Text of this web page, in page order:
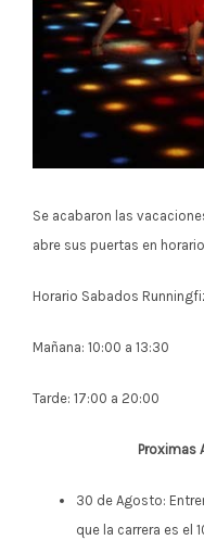
Se acabaron las
abre sus puertas en
Horario Sabados
Mañana: 10:00 a 13:30
Tarde: 17:00 a 20:00
Proximas
30 de Agosto:
que la carrera es el